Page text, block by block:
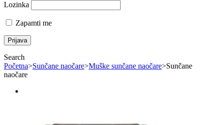
Lozinka
Zapamti me
Search
Početna>Sunčane naočare>Muške sunčane naočare>Sunčane
naočare